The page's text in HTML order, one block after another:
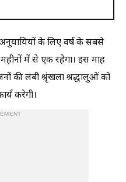
के लिए वर्ष के सबसे
में से एक रहेगा। इस माह
की लंबी श्रृंखला श्रद्धालुओं को
करेगी।